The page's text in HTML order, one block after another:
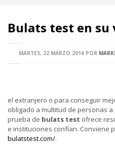
Bulats test en
MARTES, 22 MARZO 2016 POR
el extranjero o para conseguir
obligado a multitud de personas
prueba de bulats test ofrece
e instituciones confían. Conviene
bulatstest.com/.